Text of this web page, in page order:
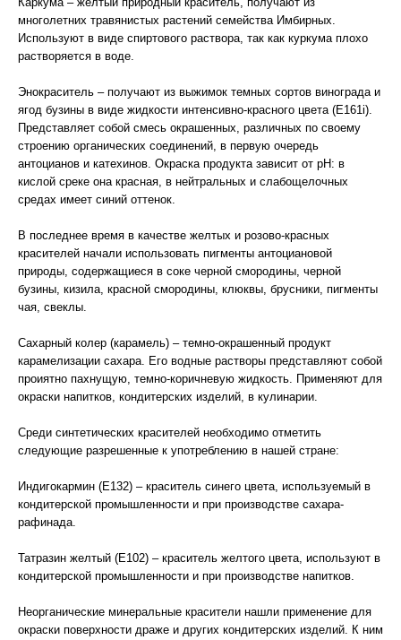
многолетних травянистых растений семейства Имбирных.
Используют в виде спиртового раствора, так как куркума плохо
растворяется в воде.
Энокраситель – получают из выжимок темных сортов винограда и
ягод бузины в виде жидкости интенсивно-красного цвета (Е161i).
Представляет собой смесь окрашенных, различных по своему
строению органических соединений, в первую очередь
антоцианов и катехинов. Окраска продукта зависит от рН: в
кислой среке она красная, в нейтральных и слабощелочных
средах имеет синий оттенок.
В последнее время в качестве желтых и розово-красных
красителей начали использовать пигменты антоциановой
природы, содержащиеся в соке черной смородины, черной
бузины, кизила, красной смородины, клюквы, брусники, пигменты
чая, свеклы.
Сахарный колер (карамель) – темно-окрашенный продукт
карамелизации сахара. Его водные растворы представляют собой
проиятно пахнущую, темно-коричневую жидкость. Применяют для
окраски напитков, кондитерских изделий, в кулинарии.
Среди синтетических красителей необходимо отметить
следующие разрешенные к употреблению в нашей стране:
Индигокармин (Е132) – краситель синего цвета, используемый в
кондитерской промышленности и при производстве сахара-
рафинада.
Татразин желтый (Е102) – краситель желтого цвета, используют в
кондитерской промышленности и при производстве напитков.
Неорганические минеральные красители нашли применение для
окраски поверхности драже и других кондитерских изделий. К ним